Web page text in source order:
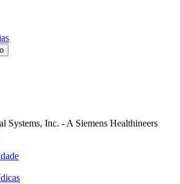
Systems, Inc. - A Siemens Healthineers